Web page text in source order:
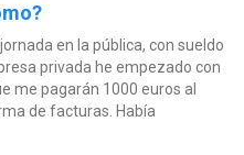
en la pública, con sueldo
privada he empezado con
me pagarán 1000 euros al
de facturas. Había